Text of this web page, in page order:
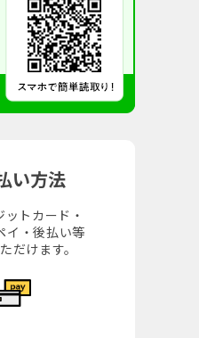
い方法
トカード・
・後払い等
だけます。